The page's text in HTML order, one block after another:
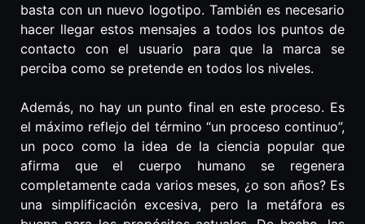
basta con un nuevo logotipo. También es necesario
hacer llegar estos mensajes a todos los puntos de
contacto con el usuario para que la marca se
perciba como se pretende en todos los niveles.
Además, no hay un punto final en este proceso. Es
el máximo reflejo del término “un proceso continuo”,
un poco como la idea de la ciencia popular que
afirma que el cuerpo humano se regenera
completamente cada varios meses, ¿o son años? Es
una simplificación excesiva, pero la metáfora es